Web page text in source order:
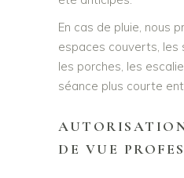
En cas de pluie, nous
espaces couverts, les
les porches, les
séance plus courte
DE VUE